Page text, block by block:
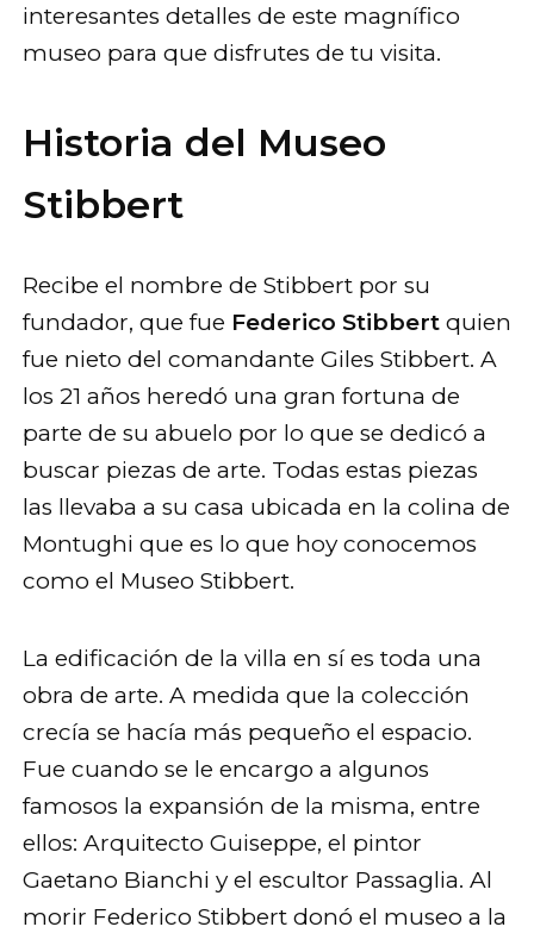
interesantes detalles de este magnífico
museo para que disfrutes de tu visita.
Historia del Museo
Stibbert
Recibe el nombre de Stibbert por su
fundador, que fue Federico Stibbert quien
fue nieto del comandante Giles Stibbert. A
los 21 años heredó una gran fortuna de
parte de su abuelo por lo que se dedicó a
buscar piezas de arte. Todas estas piezas
las llevaba a su casa ubicada en la colina de
Montughi que es lo que hoy conocemos
como el Museo Stibbert.
La edificación de la villa en sí es toda una
obra de arte. A medida que la colección
crecía se hacía más pequeño el espacio.
Fue cuando se le encargo a algunos
famosos la expansión de la misma, entre
ellos: Arquitecto Guiseppe, el pintor
Gaetano Bianchi y el escultor Passaglia. Al
morir Federico Stibbert donó el museo a la